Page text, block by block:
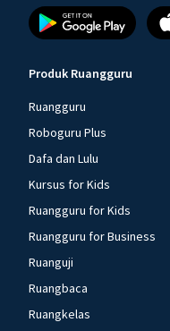
Produk Ruangguru
Ruangguru
Roboguru Plus
Dafa dan Lulu
Kursus for Kids
Ruangguru for Kids
Ruangguru for Business
Ruanguji
Ruangbaca
Ruangkelas